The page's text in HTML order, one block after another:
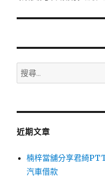
文
搜
尋
鍵
近期文章
楠梓當舖分享君綺
汽車借款